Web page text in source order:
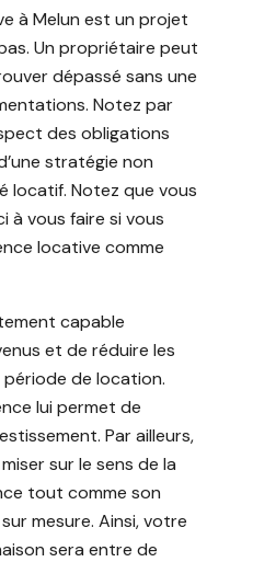
à Melun est un projet
Un propriétaire peut
dépassé sans une
Notez par
des obligations
stratégie non
locatif. Notez que vous
à vous faire si vous
locative comme
capable
et de réduire les
de location.
lui permet de
Par ailleurs,
sur le sens de la
tout comme son
mesure. Ainsi, votre
sera entre de